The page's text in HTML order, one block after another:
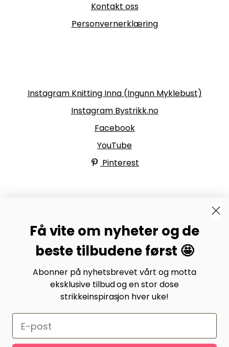
Kontakt oss
Personvernerklæring
Instagram Knitting Inna (Ingunn Myklebust)
Instagram Bystrikk.no
Facebook
YouTube
Pinterest
Bli medlem av Bystrikk-forumet vårt på Facebook og
møt både designere og teststrikkere, samt 31.000
andre Bystrikkere som deler erfaringer, bilder og
inspirasjon.
Bli medlem her.
Få vite om nyheter og de
beste tilbudene først 🤩
Abonner på nyhetsbrevet vårt og motta
eksklusive tilbud og en stor dose
strikkeinspirasjon hver uke!